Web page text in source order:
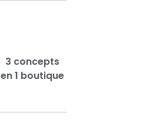
3 concepts
en 1 boutique